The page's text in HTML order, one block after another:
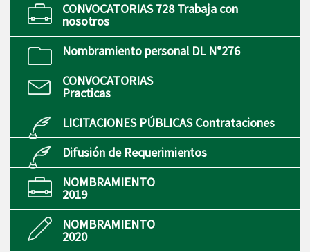
CONVOCATORIAS 728 Trabaja con
nosotros
Nombramiento personal DL N°276
CONVOCATORIAS
Practicas
LICITACIONES PÚBLICAS Contrataciones
Difusión de Requerimientos
NOMBRAMIENTO
2019
NOMBRAMIENTO
2020